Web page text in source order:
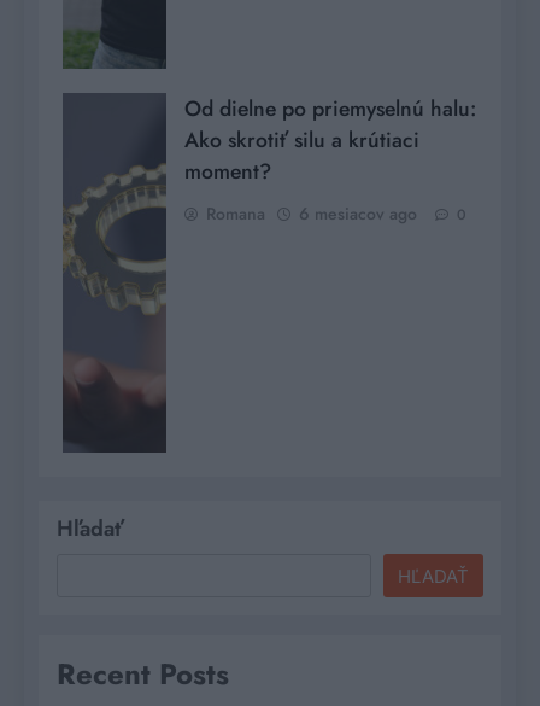
Od dielne po priemyselnú halu:
Ako skrotiť silu a krútiaci
moment?
Romana 6 mesiacov ago 0
Hľadať
HĽADAŤ
Recent Posts